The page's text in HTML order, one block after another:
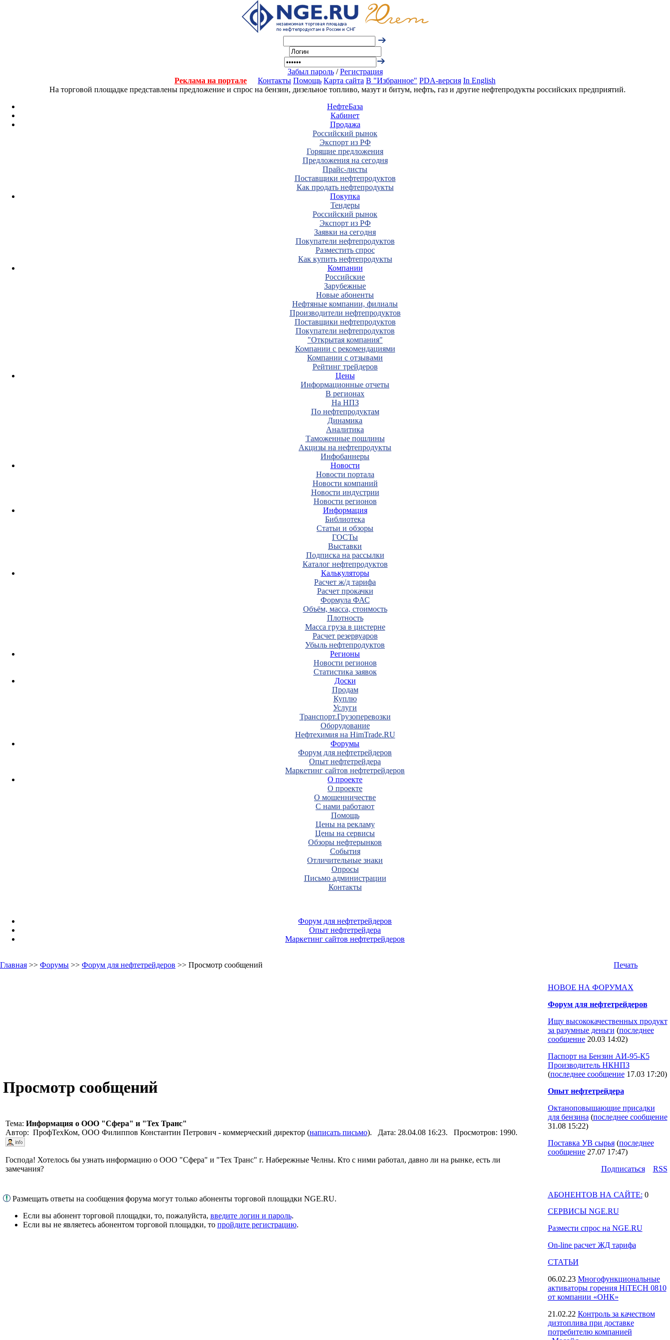
Забыл пароль/Регистрация
Реклама на портале
Контакты Помощь Карта сайта В "Избранное" PDA-версия In English
На торговой площадке представлены предложение и спрос на бензин, дизельное топливо, мазут и битум, нефть, газ и другие нефтепродукты российских предприятий.
НефтеБаза
Кабинет
Продажа
Российский рынок
Экспорт из РФ
Горящие предложения
Предложения на сегодня
Прайс-листы
Поставщики нефтепродуктов
Как продать нефтепродукты
Покупка
Тендеры
Российский рынок
Экспорт из РФ
Заявки на сегодня
Покупатели нефтепродуктов
Разместить спрос
Как купить нефтепродукты
Компании
Российские
Зарубежные
Новые абоненты
Нефтяные компании, филиалы
Производители нефтепродуктов
Поставщики нефтепродуктов
Покупатели нефтепродуктов
"Открытая компания"
Компании с рекомендациями
Компании с отзывами
Рейтинг трейдеров
Цены
Информационные отчеты
В регионах
На НПЗ
По нефтепродуктам
Динамика
Аналитика
Таможенные пошлины
Акцизы на нефтепродукты
Инфобаннеры
Новости
Новости портала
Новости компаний
Новости индустрии
Новости регионов
Информация
Библиотека
Статьи и обзоры
ГОСТы
Выставки
Подписка на рассылки
Каталог нефтепродуктов
Калькуляторы
Расчет ж/д тарифа
Расчет прокачки
Формула ФАС
Объём, масса, стоимость
Плотность
Масса груза в цистерне
Расчет резервуаров
Убыль нефтепродуктов
Регионы
Новости регионов
Статистика заявок
Доски
Продам
Куплю
Услуги
Транспорт.Грузоперевозки
Оборудование
Нефтехимия на HimTrade.RU
Форумы
Форум для нефтетрейдеров
Опыт нефтетрейдера
Маркетинг сайтов нефтетрейдеров
О проекте
О проекте
О мошенничестве
С нами работают
Помощь
Цены на рекламу
Цены на сервисы
Обзоры нефтерынков
События
Отличительные знаки
Опросы
Письмо администрации
Контакты
Форум для нефтетрейдеров
Опыт нефтетрейдера
Маркетинг сайтов нефтетрейдеров
Главная >> Форумы >> Форум для нефтетрейдеров >> Просмотр сообщений Печать
Просмотр сообщений
Тема: Информация о ООО "Сфера" и "Тех Транс"
Автор: ПрофТехКом, ООО Филиппов Константин Петрович - коммерческий директор (написать письмо). Дата: 28.04.08 16:23. Просмотров: 1990.
Господа! Хотелось бы узнать информацию о ООО "Сфера" и "Тех Транс" г. Набережные Челны. Кто с ними работал, давно ли на рынке, есть ли
замечания?
Размещать ответы на сообщения форума могут только абоненты торговой площадки NGE.RU.
Если вы абонент торговой площадки, то, пожалуйста, введите логин и пароль.
Если вы не являетесь абонентом торговой площадки, то пройдите регистрацию.
НОВОЕ НА ФОРУМАХ
Форум для нефтетрейдеров
Ищу высококачественных продукт
за разумные деньги (последнее
сообщение 20.03 14:02)
Паспорт на Бензин АИ-95-К5
Производитель НКНПЗ
(последнее сообщение 17.03 17:20)
Опыт нефтетрейдера
Октаноповышающие присадки
для бензина (последнее сообщение
31.08 15:22)
Поставка УВ сырья(последнее
сообщение 27.07 17:47)
Подпиcаться
RSS
АБОНЕНТОВ НА САЙТЕ: 0
СЕРВИСЫ NGE.RU
Размести спрос на NGE.RU
On-line расчет ЖД тарифа
СТАТЬИ
06.02.23 Многофункциональные
активаторы горения HiTECH 0810
от компании «ОНК»
21.02.22 Контроль за качеством
дизтоплива при доставке
потребителю компанией